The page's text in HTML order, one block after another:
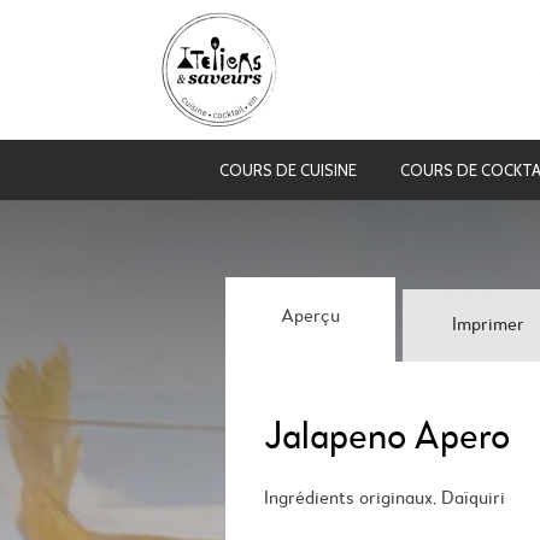
COURS DE CUISINE COURS DE
Aperçu Imprimer
Jalapeno Apero
Ingrédients originaux, Daïquiri